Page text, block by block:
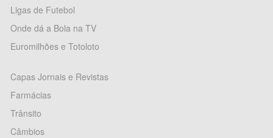
Ligas de Futebol
Onde dá a Bola na TV
Euromilhões e Totoloto
Capas Jornais e Revistas
Farmácias
Trânsito
Câmbios